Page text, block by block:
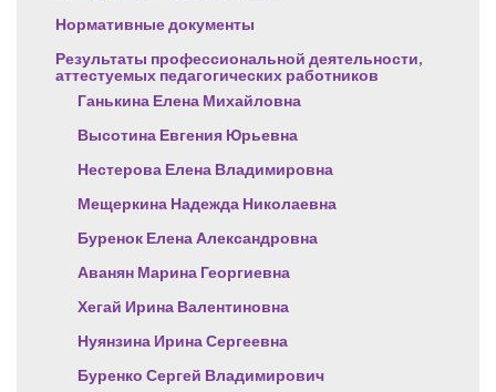
Нормативные документы
Результаты профессиональной деятельности,
аттестуемых педагогических работников
Ганькина Елена Михайловна
Высотина Евгения Юрьевна
Нестерова Елена Владимировна
Мещеркина Надежда Николаевна
Буренок Елена Александровна
Аванян Марина Георгиевна
Хегай Ирина Валентиновна
Нуянзина Ирина Сергеевна
Буренко Сергей Владимирович